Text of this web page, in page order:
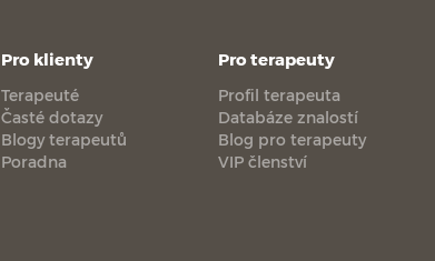
Pro klienty
Terapeuté
Časté dotazy
Blogy terapeutů
Poradna
Pro terapeuty
Profil terapeuta
Databáze znalostí
Blog pro terapeuty
VIP členství